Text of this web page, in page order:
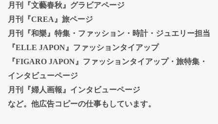
月刊『文藝春秋』グラビアページ
月刊『CREA』旅ページ
月刊『和樂』特集・ファッション・時計・ジュエリー担当
『ELLE JAPON』ファッションタイアップ
『FIGARO JAPON』ファッションタイアップ・旅特集・
インタビューページ
月刊『婦人画報』インタビューページ
など。他広告コピーの仕事もしています。